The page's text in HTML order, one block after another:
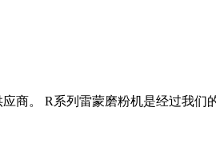
商。 R系列雷蒙磨粉机是经过我们